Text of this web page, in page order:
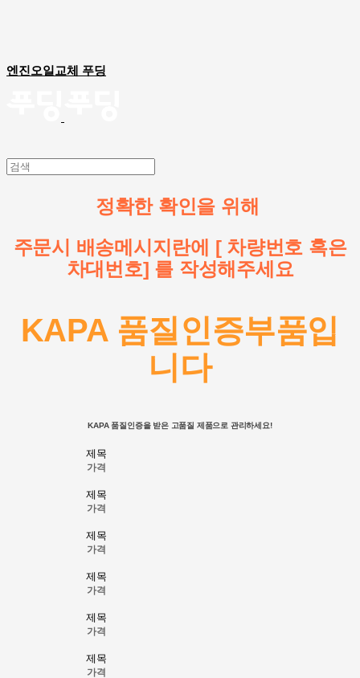
엔진오일교체 푸딩
정확한 확인을 위해
주문시 배송메시지란에 [ 차량번호 혹은
차대번호] 를 작성해주세요
KAPA 품질인증부품입
니다
KAPA 품질인증을 받은 고품질 제품으로 관리하세요!
제목
가격
제목
가격
제목
가격
제목
가격
제목
가격
제목
가격